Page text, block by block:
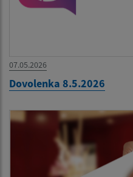
07.05.2026
Dovolenka 8.5.2026